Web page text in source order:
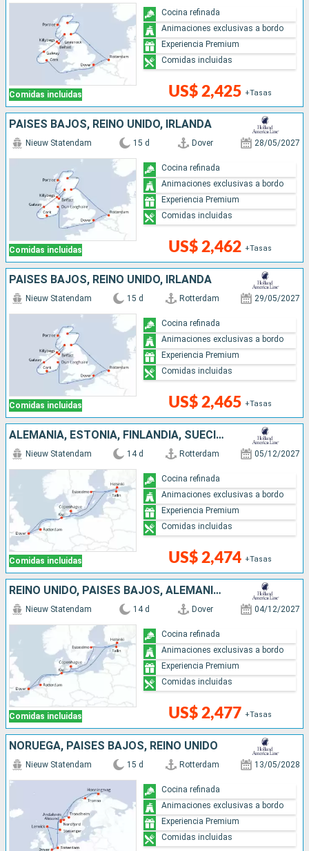
Comidas incluidas US$ 2,425 +Tasas
Cocina refinada
Animaciones exclusivas a bordo
Experiencia Premium
Comidas incluidas
PAISES BAJOS, REINO UNIDO, IRLANDA
Comidas incluidas
Nieuw Statendam 15 d Dover 28/05/2027
US$ 2,462 +Tasas
Cocina refinada
Animaciones exclusivas a bordo
Experiencia Premium
Comidas incluidas
PAISES BAJOS, REINO UNIDO, IRLANDA
Comidas incluidas
Nieuw Statendam 15 d Rotterdam 29/05/2027
US$ 2,465 +Tasas
Cocina refinada
Animaciones exclusivas a bordo
Experiencia Premium
Comidas incluidas
ALEMANIA, ESTONIA, FINLANDIA, SUECIA, DINAMARCA, REINO UNIDO, PAISES BAJOS
Comidas incluidas
Nieuw Statendam 14 d Rotterdam 05/12/2027
US$ 2,474 +Tasas
Cocina refinada
Animaciones exclusivas a bordo
Experiencia Premium
Comidas incluidas
REINO UNIDO, PAISES BAJOS, ALEMANIA, ESTONIA, FINLANDIA, SUECIA, DINAMARCA
Comidas incluidas
Nieuw Statendam 14 d Dover 04/12/2027
US$ 2,477 +Tasas
Cocina refinada
Animaciones exclusivas a bordo
Experiencia Premium
Comidas incluidas
NORUEGA, PAISES BAJOS, REINO UNIDO
Nieuw Statendam 15 d Rotterdam 13/05/2028
Cocina refinada
Animaciones exclusivas a bordo
Experiencia Premium
Comidas incluidas